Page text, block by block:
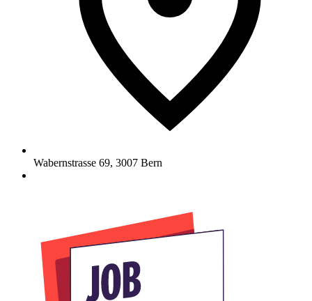
Wabernstrasse 69, 3007 Bern